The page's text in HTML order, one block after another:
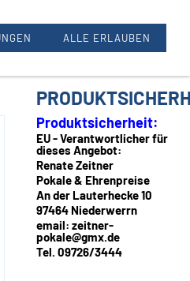
Oberwerrn
Produktsicherheit:
EU - Verantwortlicher für
dieses Angebot:
Renate Zeitner
Pokale & Ehrenpreise
An der Lauterhecke 10
97464 Niederwerrn
email: zeitner-
pokale@gmx.de
Tel. 09726/3444
ALLE ERLAUBEN